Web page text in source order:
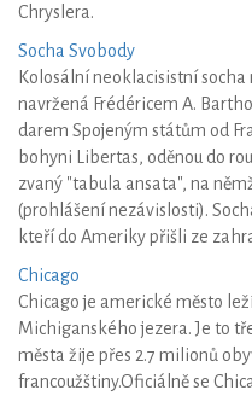
Chryslera.
Socha Svobody
Kolosální neoklacisistní socha
navržená Frédéricem A.
darem Spojeným státům od
bohyni Libertas, oděnou do
zvaný "tabula ansata", na
(prohlášení nezávislosti).
kteří do Ameriky přišli ze
Chicago
Chicago je americké město
Michiganského jezera. Je to
města žije přes 2.7 milionů
francoužštiny.Oficiálně se